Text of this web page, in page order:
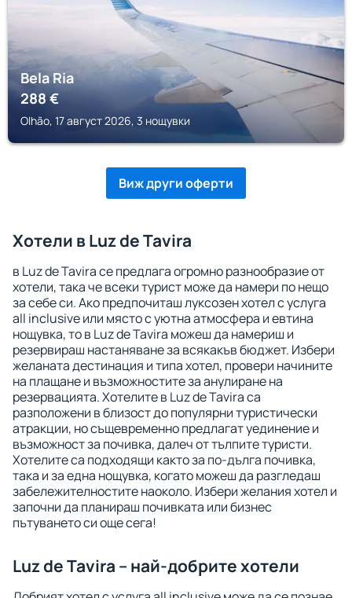
Bela Ria
288€
Olhão, 17 август 2026, 3 нощувки
Виж други оферти
Хотели в Luz de Tavira
в Luz de Tavira се предлага огромно разнообразие от
хотели, така че всеки турист може да намери по нещо
за себе си. Ако предпочиташ луксозен хотел с услуга
all inclusive или място с уютна атмосфера и евтина
нощувка, то в Luz de Tavira можеш да намериш и
резервираш настаняване за всякакъв бюджет. Избери
желаната дестинация и типа хотел, провери начините
на плащане и възможностите за анулиране на
резервацията. Хотелите в Luz de Tavira са
разположени в близост до популярни туристически
атракции, но същевременно предлагат уединение и
възможност за почивка, далеч от тълпите туристи.
Хотелите са подходящи както за по-дълга почивка,
така и за една нощувка, когато можеш да разгледаш
забележителностите наоколо. Избери желания хотел и
започни да планираш почивката или бизнес
пътуването си още сега!
Luz de Tavira – най-добрите хотели